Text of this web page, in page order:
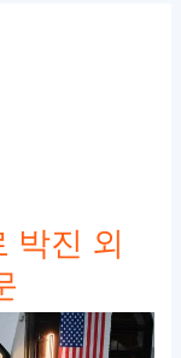
박진 외